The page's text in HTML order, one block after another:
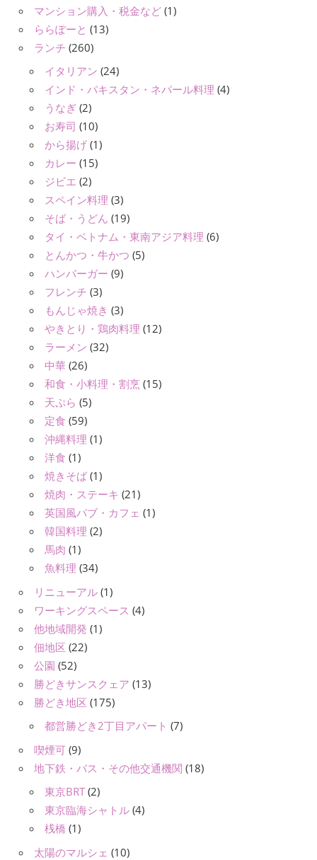
マンション購入・税金など (1)
ららぽーと (13)
ランチ (260)
イタリアン (24)
インド・パキスタン・ネパール料理 (4)
うなぎ (2)
お寿司 (10)
から揚げ (1)
カレー (15)
ジビエ (2)
スペイン料理 (3)
そば・うどん (19)
タイ・ベトナム・東南アジア料理 (6)
とんかつ・牛かつ (5)
ハンバーガー (9)
フレンチ (3)
もんじゃ焼き (3)
やきとり・鶏肉料理 (12)
ラーメン (32)
中華 (26)
和食・小料理・割烹 (15)
天ぷら (5)
定食 (59)
沖縄料理 (1)
洋食 (1)
焼きそば (1)
焼肉・ステーキ (21)
英国風パブ・カフェ (1)
韓国料理 (2)
馬肉 (1)
魚料理 (34)
リニューアル (1)
ワーキングスペース (4)
他地域開発 (1)
佃地区 (22)
公園 (52)
勝どきサンスクェア (13)
勝どき地区 (175)
都営勝どき2丁目アパート (7)
喫煙可 (9)
地下鉄・バス・その他交通機関 (18)
東京BRT (2)
東京臨海シャトル (4)
桟橋 (1)
太陽のマルシェ (10)